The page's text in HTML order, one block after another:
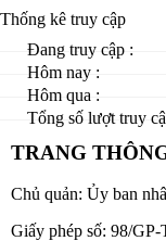
Thống kê truy cập
Đang truy cập :
Hôm nay :
Hôm qua :
Tổng số lượt truy
TRANG
Chủ quản: Ủy ban
Giấy phép số: 98/